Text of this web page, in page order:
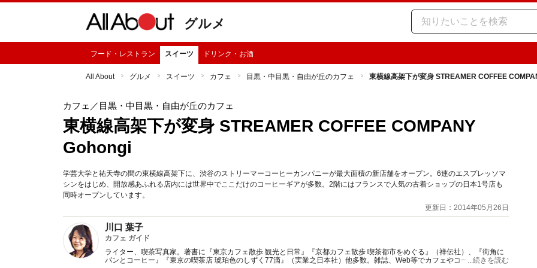
グルメ
フード・レストラン スイーツ ドリンク・お酒
All About グルメ スイーツ カフェ 目黒・中目黒・自由が丘のカフェ 東横線高架下が変身 STREAMER COFFEE
カフェ ／目黒・中目黒・自由が丘のカフェ
東横線高架下が変身 STREAMER COFFEE COMPANY
Gohongi
学芸大学と祐天寺の間の東横線高架下に、渋谷のストリーマーコーヒーカンパニーが最大面積の新店舗をオープン。6連のエスプレッソマ
シンをはじめ、開放感あふれる店内には世界中でここだけのコーヒーギアが多数。2階にはフランスで人気の古着ショップの日本1号店も
同時オープンしています。
更新日：2014年05月26日
川口 葉子
カフェ ガイド
ライター、喫茶写真家。著書に『東京カフェ散歩 観光と日常』『京都カフェ散歩 喫茶都市をめぐる』（祥伝社）、『街角に
パンとコーヒー』『東京の喫茶店 琥珀色のしずく77滴』（実業之日本社）他多数。雑誌、Web等でカフェやコーヒー特集の
...続きを読む